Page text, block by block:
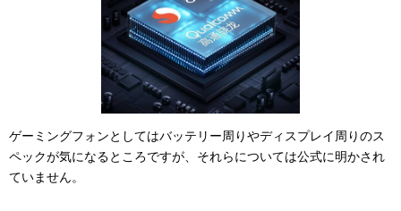
ゲーミングフォンとしてはバッテリー周りやディスプレイ周りのス
ペックが気になるところですが、それらについては公式に明かされ
ていません。